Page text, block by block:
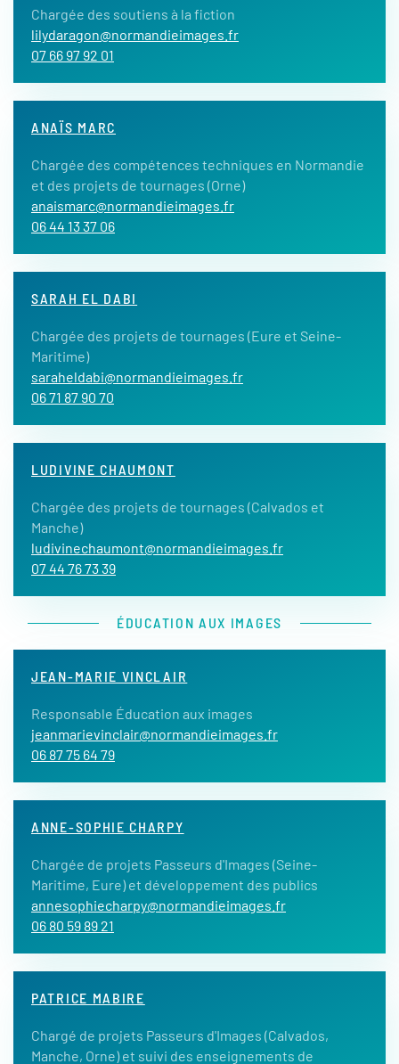
Chargée des soutiens à la fiction
lilydaragon@normandieimages.fr
07 66 97 92 01
ANAÏS MARC
Chargée des compétences techniques en Normandie
et des projets de tournages (Orne)
anaismarc@normandieimages.fr
06 44 13 37 06
SARAH EL DABI
Chargée des projets de tournages (Eure et Seine-
Maritime)
saraheldabi@normandieimages.fr
06 71 87 90 70
LUDIVINE CHAUMONT
Chargée des projets de tournages (Calvados et
Manche)
ludivinechaumont@normandieimages.fr
07 44 76 73 39
ÉDUCATION AUX IMAGES
JEAN-MARIE VINCLAIR
Responsable Éducation aux images
jeanmarievinclair@normandieimages.fr
06 87 75 64 79
ANNE-SOPHIE CHARPY
Chargée de projets Passeurs d'Images (Seine-
Maritime, Eure) et développement des publics
annesophiecharpy@normandieimages.fr
06 80 59 89 21
PATRICE MABIRE
Chargé de projets Passeurs d'Images (Calvados,
Manche, Orne) et suivi des enseignements de